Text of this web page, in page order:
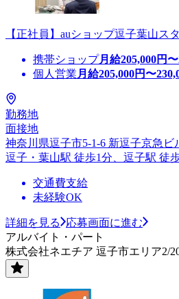
【正社員】auショップ逗子葉山
携帯ショップ月給205,000円〜
個人営業 月給205,000円〜
勤務地
面接地
神奈川県逗子市5-1-6 新逗子京急ビ
逗子・葉山駅 徒歩1分、逗子駅 徒
交通費支給
未経験OK
詳細を見る
応募画面に進む
アルバイト・パート
株式会社ネエチア 逗子市エリア2/